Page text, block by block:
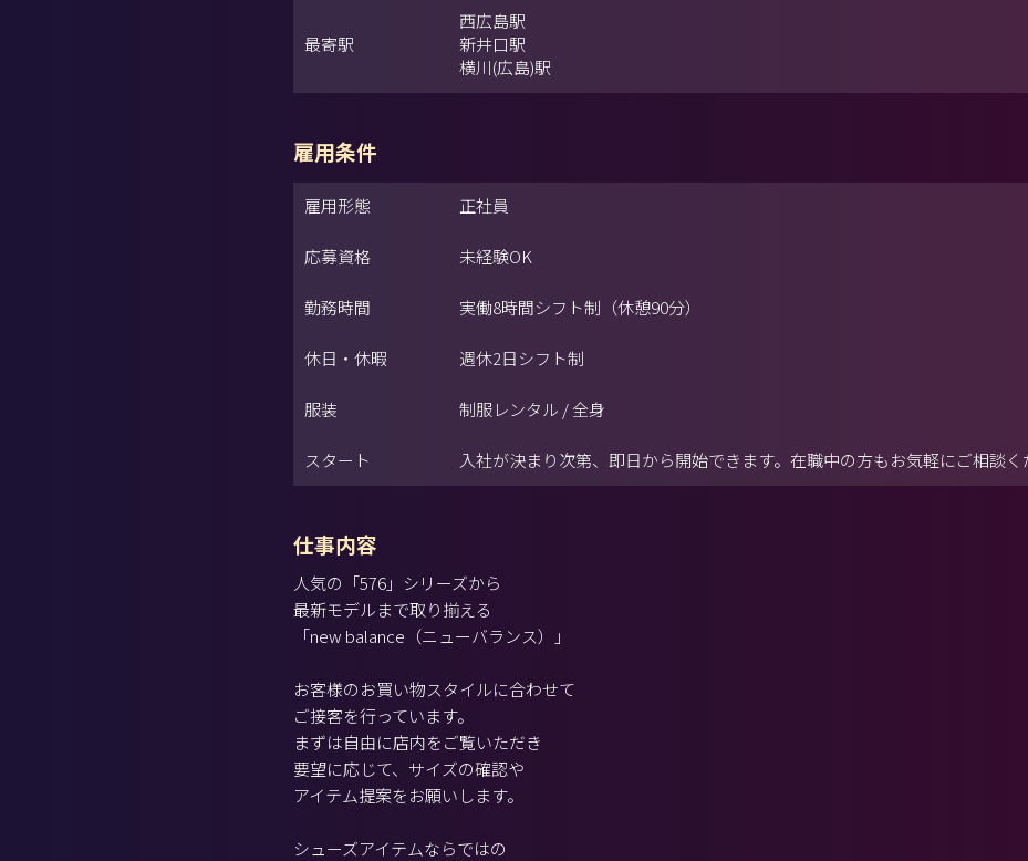
最寄駅
西広島駅
新井口駅
横川(広島)駅
雇用条件
雇用形態 正社員
応募資格 未経験OK
勤務時間 実働8時間シフト制（休憩90分）
休日・休暇 週休2日シフト制
服装 制服レンタル / 全身
スタート 入社が決まり次第、即日から開始できます。在職中の方もお気軽にご相談く
仕事内容
人気の「576」シリーズから
最新モデルまで取り揃える
「new balance（ニューバランス）」
お客様のお買い物スタイルに合わせて
ご接客を行っています。
まずは自由に店内をご覧いただき
要望に応じて、サイズの確認や
アイテム提案をお願いします。
シューズアイテムならではの